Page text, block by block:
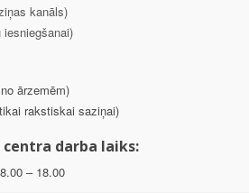
kanāls)
iesniegšanai)
ārzemēm)
rakstiskai saziņai)
centra darba laiks:
– 18.00